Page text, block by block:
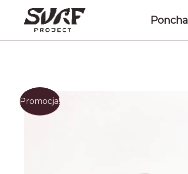
Poncha
Promocja!